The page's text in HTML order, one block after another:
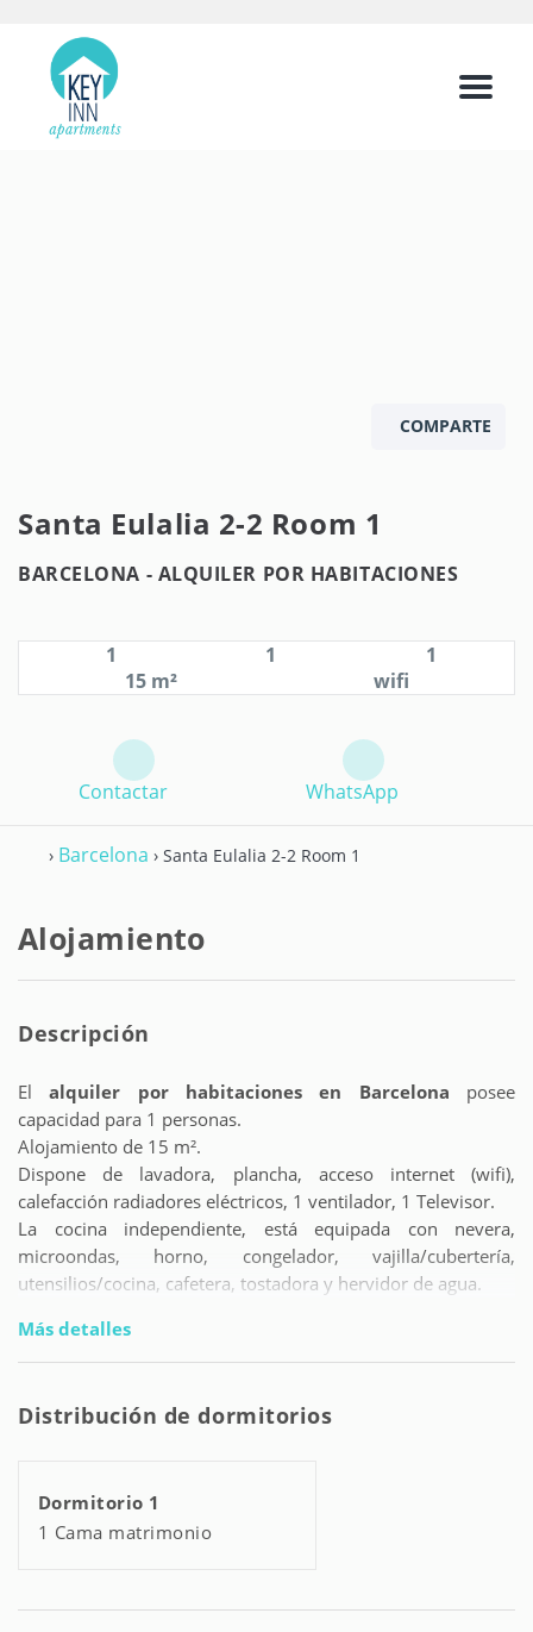
Menu
COMPARTE
Santa Eulalia 2-2 Room 1
BARCELONA - ALQUILER POR HABITACIONES
1 1
1
15 m²
wifi
Contactar WhatsApp
› Barcelona › Santa Eulalia 2-2 Room 1
Alojamiento
Descripción
Elalquiler por habitaciones en Barcelona posee
capacidad para 1 personas.
Alojamiento de 15 m².
Dispone de lavadora, plancha, acceso internet (wifi),
calefacción radiadores eléctricos, 1 ventilador, 1 Televisor.
La cocina independiente, está equipada con nevera,
microondas, horno, congelador, vajilla/cubertería,
utensilios/cocina, cafetera, tostadora y hervidor de agua.
Más detalles
Distribución de dormitorios
Dormitorio 1
1 Cama matrimonio